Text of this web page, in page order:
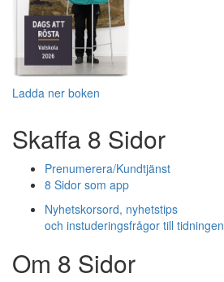
Ladda ner boken
Skaffa 8 Sidor
Prenumerera/Kundtjänst
8 Sidor som app
Nyhetskorsord, nyhetstips
och instuderingsfrågor till tidningen
Om 8 Sidor